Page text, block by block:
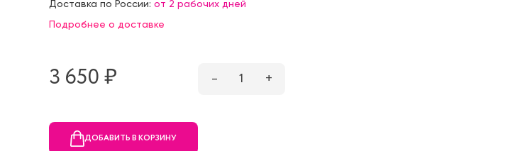
Доставка по России: от 2 рабочих дней
Подробнее о доставке
3 650 ₷ – 1 +
ДОБАВИТЬ В КОРЗИНУ